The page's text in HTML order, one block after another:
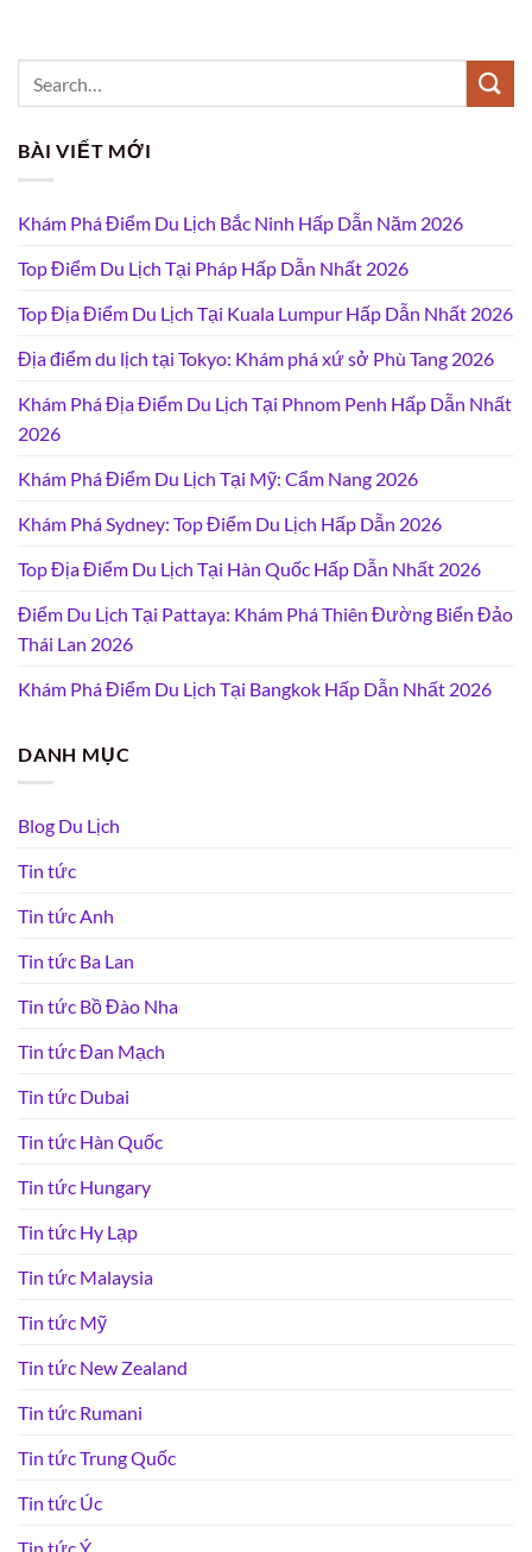
BÀI VIẾT MỚI
Khám Phá Điểm Du Lịch Bắc Ninh Hấp Dẫn Năm 2026
Top Điểm Du Lịch Tại Pháp Hấp Dẫn Nhất 2026
Top Địa Điểm Du Lịch Tại Kuala Lumpur Hấp Dẫn Nhất 2026
Địa điểm du lịch tại Tokyo: Khám phá xứ sở Phù Tang 2026
Khám Phá Địa Điểm Du Lịch Tại Phnom Penh Hấp Dẫn Nhất
2026
Khám Phá Điểm Du Lịch Tại Mỹ: Cẩm Nang 2026
Khám Phá Sydney: Top Điểm Du Lịch Hấp Dẫn 2026
Top Địa Điểm Du Lịch Tại Hàn Quốc Hấp Dẫn Nhất 2026
Điểm Du Lịch Tại Pattaya: Khám Phá Thiên Đường Biển Đảo
Thái Lan 2026
Khám Phá Điểm Du Lịch Tại Bangkok Hấp Dẫn Nhất 2026
DANH MỤC
Blog Du Lịch
Tin tức
Tin tức Anh
Tin tức Ba Lan
Tin tức Bồ Đào Nha
Tin tức Đan Mạch
Tin tức Dubai
Tin tức Hàn Quốc
Tin tức Hungary
Tin tức Hy Lạp
Tin tức Malaysia
Tin tức Mỹ
Tin tức New Zealand
Tin tức Rumani
Tin tức Trung Quốc
Tin tức Úc